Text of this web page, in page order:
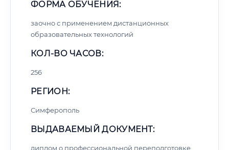
ФОРМА ОБУЧЕНИЯ:
заочно с применением дистанционных
образовательных технологий
КОЛ-ВО ЧАСОВ:
256
РЕГИОН:
Симферополь
ВЫДАВАЕМЫЙ ДОКУМЕНТ:
диплом о профессиональной переподготовке